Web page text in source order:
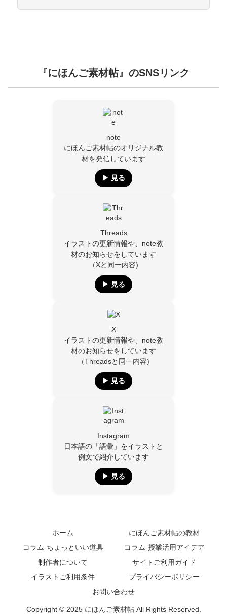
『にほんご素材帖』のSNSリンク
note
にほんご素材帖のオリジナル教
材を発信しています
▶︎ 見る
Threads
イラストの更新情報や、note教
材のお知らせをしています
（Xと同一内容)
▶︎ 見る
X
イラストの更新情報や、note教
材のお知らせをしています
（Threadsと同一内容)
▶︎ 見る
Instagram
日本語の「語彙」をイラストと
例文で紹介しています
▶︎ 見る
ホーム
にほんご素材帖の教材
コラム-ちょっといい道具
コラム-授業活用アイデア
制作者について
サイトご利用ガイド
イラストご利用条件
プライバシーポリシー
お問い合わせ
Copyright © 2025 にほんご素材帖 All Rights Reserved.